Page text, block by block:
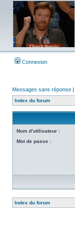
Connexion
Messages sans réponse |
Index du forum
Nom d’utilisateur :
Mot de passe :
Index du forum